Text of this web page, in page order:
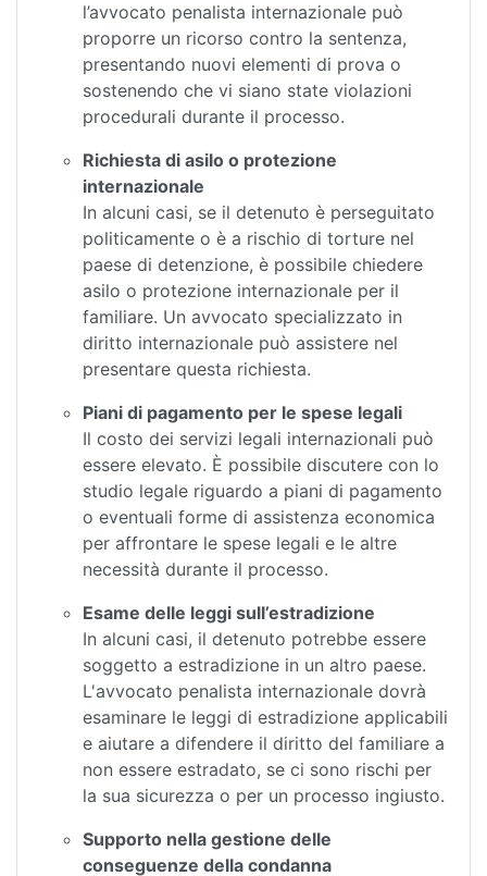
l’avvocato penalista internazionale può
proporre un ricorso contro la sentenza,
presentando nuovi elementi di prova o
sostenendo che vi siano state violazioni
procedurali durante il processo.
Richiesta di asilo o protezione
internazionale
In alcuni casi, se il detenuto è perseguitato
politicamente o è a rischio di torture nel
paese di detenzione, è possibile chiedere
asilo o protezione internazionale per il
familiare. Un avvocato specializzato in
diritto internazionale può assistere nel
presentare questa richiesta.
Piani di pagamento per le spese legali
Il costo dei servizi legali internazionali può
essere elevato. È possibile discutere con lo
studio legale riguardo a piani di pagamento
o eventuali forme di assistenza economica
per affrontare le spese legali e le altre
necessità durante il processo.
Esame delle leggi sull’estradizione
In alcuni casi, il detenuto potrebbe essere
soggetto a estradizione in un altro paese.
L'avvocato penalista internazionale dovrà
esaminare le leggi di estradizione applicabili
e aiutare a difendere il diritto del familiare a
non essere estradato, se ci sono rischi per
la sua sicurezza o per un processo ingiusto.
Supporto nella gestione delle
conseguenze della condanna